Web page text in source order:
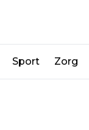
Sport Zorg